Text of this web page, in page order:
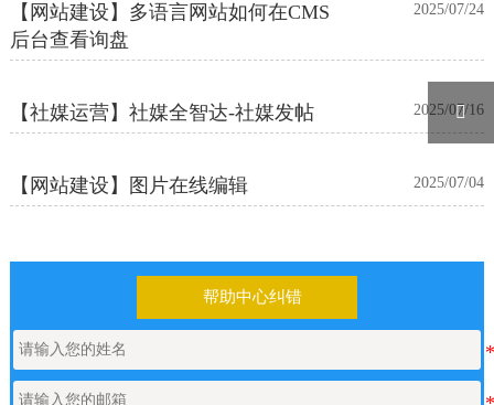
【网站建设】多语言网站如何在CMS
后台查看询盘
2025/07/24
【社媒运营】社媒全智达-社媒发帖 2025/07/16
【网站建设】图片在线编辑 2025/07/04
帮助中心纠错
